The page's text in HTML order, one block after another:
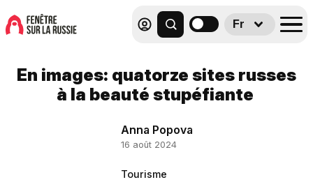
Fr
En images: quatorze sites russes
à la beauté stupéfiante
Anna Popova
16 août 2024
Tourisme